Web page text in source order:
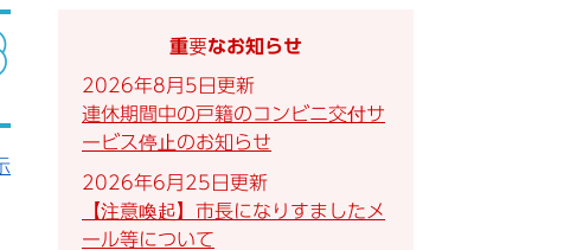
重要なお知らせ
2026年8月5日更新
連休期間中の戸籍のコンビニ交付サ
ービス停止のお知らせ
2026年6月25日更新
【注意喚起】市長になりすましたメ
ール等について